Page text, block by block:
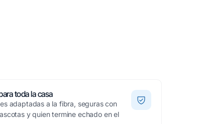
toda la casa
adaptadas a la fibra, seguras con
y quien termine echado en el